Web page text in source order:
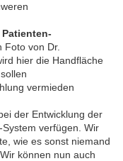
Patienten-
Foto von Dr.
hier die Handfläche
vermieden
der Entwicklung der
verfügen. Wir
wie es sonst niemand
können nun auch